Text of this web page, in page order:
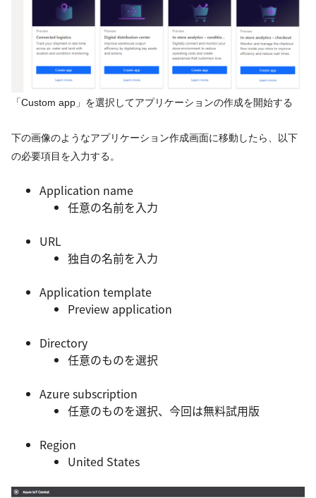
「Custom app」を選択してアプリケーションの作成を開始する
下の画像のようなアプリケーション作成画面に移動したら、以下
の必要項目を入力する。
Application name
任意の名前を入力
URL
独自の名前を入力
Application template
Preview application
Directory
任意のものを選択
Azure subscription
任意のものを選択、今回は無料試用版
Region
United States